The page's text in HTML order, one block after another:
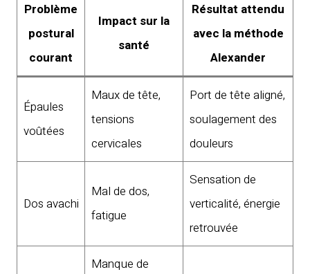
Problème
postural
courant
Impact sur la
santé
Résultat attendu
avec la méthode
Alexander
Épaules
voûtées
Maux de tête,
tensions
cervicales
Port de tête aligné,
soulagement des
douleurs
Dos avachi
Mal de dos,
fatigue
Sensation de
verticalité, énergie
retrouvée
Manque de